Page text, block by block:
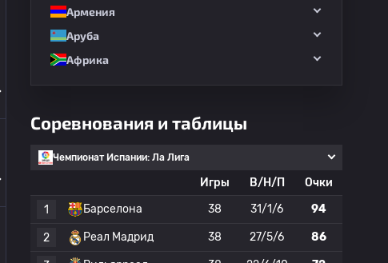
Армения
Аруба
Африка
Соревнования и таблицы
Чемпионат Испании: Ла Лига
Игры В/Н/П
Очки
1
Барселона 38 31/1/6 94
2 Реал Мадрид 38 27/5/6 86